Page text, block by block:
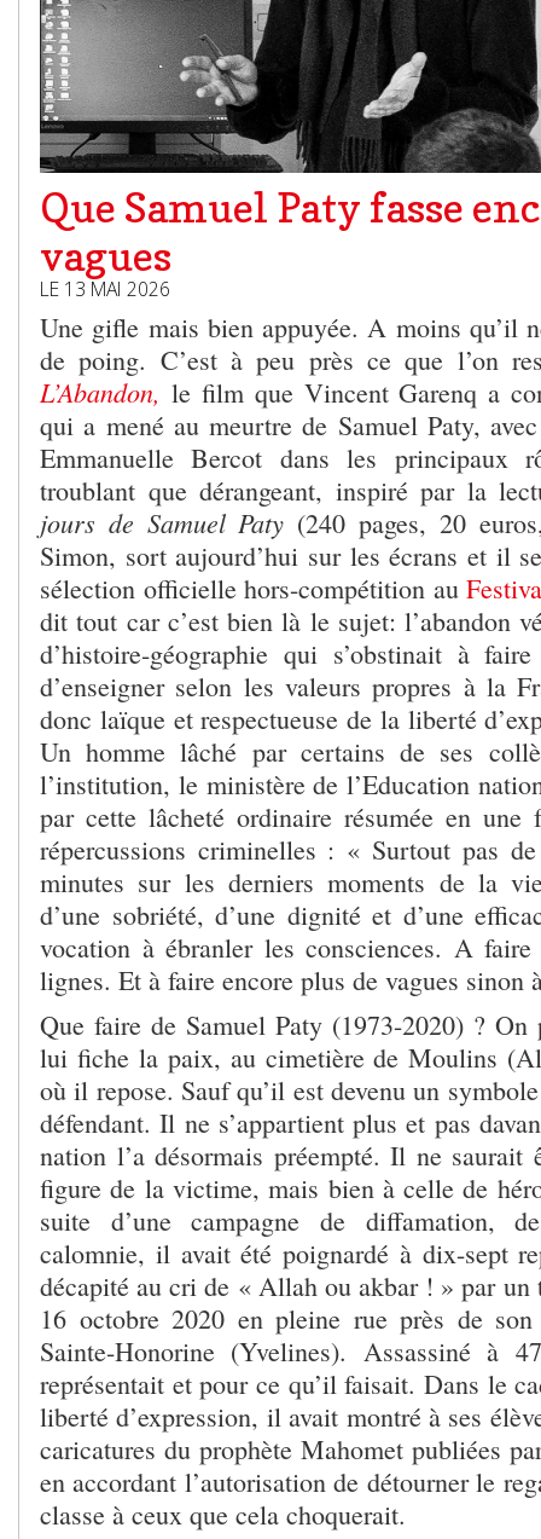
Que Samuel Paty fasse
vagues
LE 13 MAI 2026
Une gifle mais bien appuyée. A moins qu’il
de poing. C’est à peu près ce que l’on
L’Abandon, le film que Vincent Garenq a
qui a mené au meurtre de Samuel Paty,
Emmanuelle Bercot dans les principaux
troublant que dérangeant, inspiré par la
jours de Samuel Paty (240 pages, 20
Simon, sort aujourd’hui sur les écrans et il
sélection officielle hors-compétition au
dit tout car c’est bien là le sujet: l’abandon
d’histoire-géographie qui s’obstinait à
d’enseigner selon les valeurs propres à la
donc laïque et respectueuse de la liberté
Un homme lâché par certains de ses
l’institution, le ministère de l’Education
par cette lâcheté ordinaire résumée en une
répercussions criminelles : « Surtout pas
minutes sur les derniers moments de la
d’une sobriété, d’une dignité et d’une
vocation à ébranler les consciences. A
lignes. Et à faire encore plus de vagues sinon
Que faire de Samuel Paty (1973-2020) ? On
lui fiche la paix, au cimetière de Moulins
où il repose. Sauf qu’il est devenu un
défendant. Il ne s’appartient plus et pas
nation l’a désormais préempté. Il ne saurait
figure de la victime, mais bien à celle de
suite d’une campagne de diffamation,
calomnie, il avait été poignardé à dix-sept
décapité au cri de « Allah ou akbar ! » par
16 octobre 2020 en pleine rue près de
Sainte-Honorine (Yvelines). Assassiné à
représentait et pour ce qu’il faisait. Dans le
liberté d’expression, il avait montré à ses
caricatures du prophète Mahomet publiées
en accordant l’autorisation de détourner le
classe à ceux que cela choquerait.